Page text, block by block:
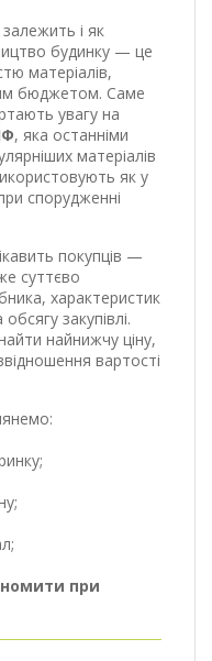
і як
будинку — це
матеріалів,
бюджетом. Саме
увагу на
, яка останніми
матеріалів
як у
спорудженні
покупців —
суттєво
характеристик
закупівлі.
найнижчу ціну,
вартості
при